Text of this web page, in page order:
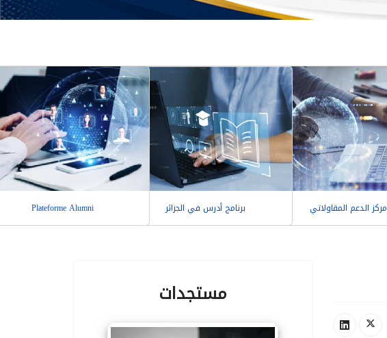
مركز الدعم المقاولاتي برنامج أدرس في الجزائر Plateforme Alumni
مستجدات